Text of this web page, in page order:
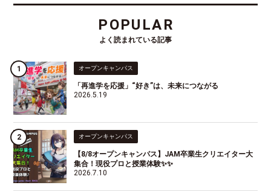
POPULAR
よく読まれている記事
オープンキャンパス
「再進学を応援」“好き”は、未来につながる
2026.5.19
オープンキャンパス
【8/8オープンキャンパス】JAM卒業生クリエイター大
集合！現役プロと授業体験✨✨
2026.7.10